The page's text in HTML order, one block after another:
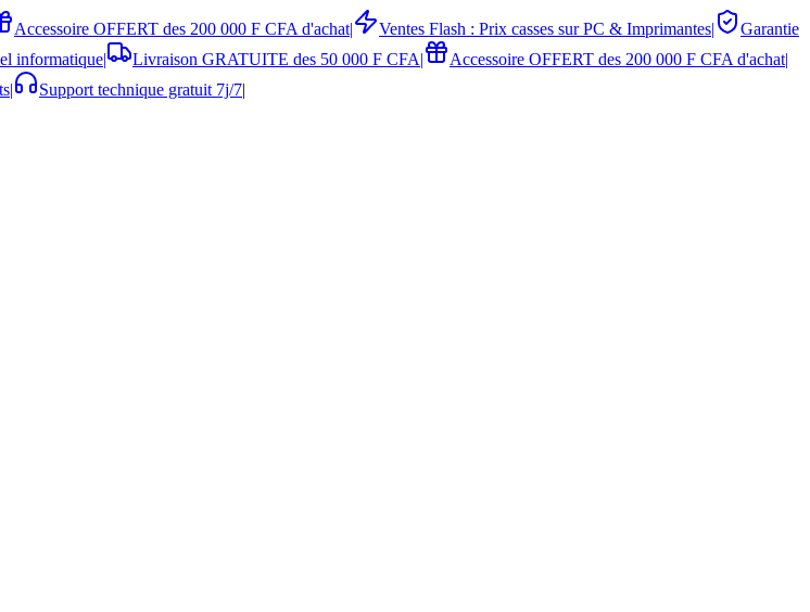
Accessoire OFFERT des 200 000 F CFA d'achat| Ventes Flash : Prix casses sur PC & Imprimantes|
Garantie
informatique| Livraison GRATUITE des 50 000 F CFA| Accessoire OFFERT des 200 000 F CFA d'achat|
| Support technique gratuit 7j/7|